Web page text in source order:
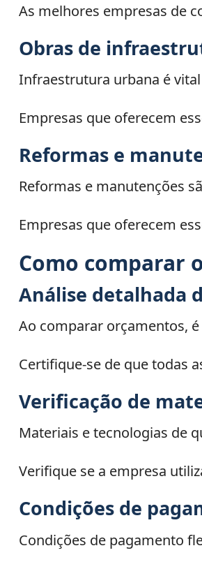
As melhores empresas de
Obras de
Infraestrutura urbana é
Empresas que oferecem
Reformas e
Reformas e manutenções
Empresas que oferecem
Como comparar
Análise detalhada
Ao comparar orçamentos,
Certifique-se de que todas
Verificação de
Materiais e tecnologias de
Verifique se a empresa
Condições de
Condições de pagamento